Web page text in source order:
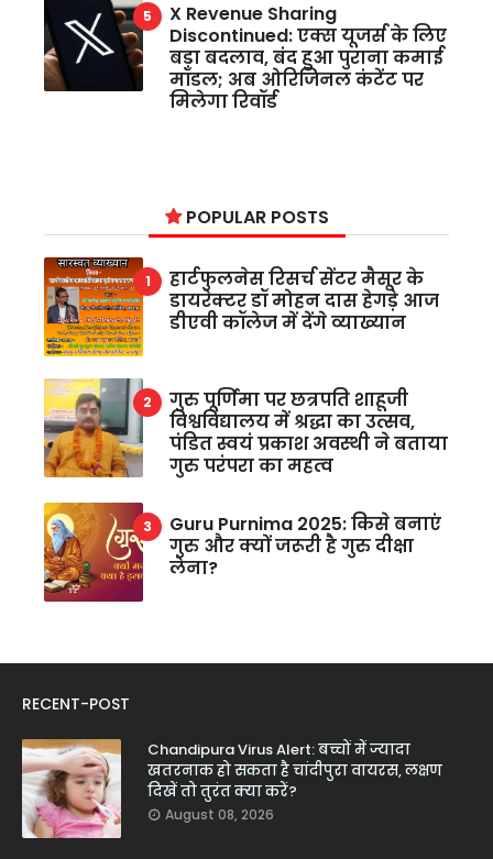
X Revenue Sharing
Discontinued: एक्स यूजर्स के लिए
बड़ा बदलाव, बंद हुआ पुराना कमाई
मॉडल; अब ओरिजिनल कंटेंट पर
मिलेगा रिवॉर्ड
POPULAR POSTS
हार्टफुलनेस रिसर्च सेंटर मैसूर के
डायरेक्टर डॉ मोहन दास हेगड़े आज
डीएवी कॉलेज में देंगे व्याख्यान
गुरु पूर्णिमा पर छत्रपति शाहूजी
विश्वविद्यालय में श्रद्धा का उत्सव,
पंडित स्वयं प्रकाश अवस्थी ने बताया
गुरु परंपरा का महत्व
Guru Purnima 2025: किसे बनाएं
गुरु और क्यों जरूरी है गुरु दीक्षा
लेना?
RECENT-POST
Chandipura Virus Alert: बच्चों में ज्यादा
खतरनाक हो सकता है चांदीपुरा वायरस, लक्षण
दिखें तो तुरंत क्या करें?
August 08, 2026